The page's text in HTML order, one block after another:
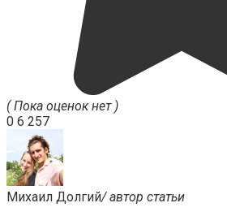
( Пока оценок нет )
0 6 257
Михаил Долгий/ автор статьи